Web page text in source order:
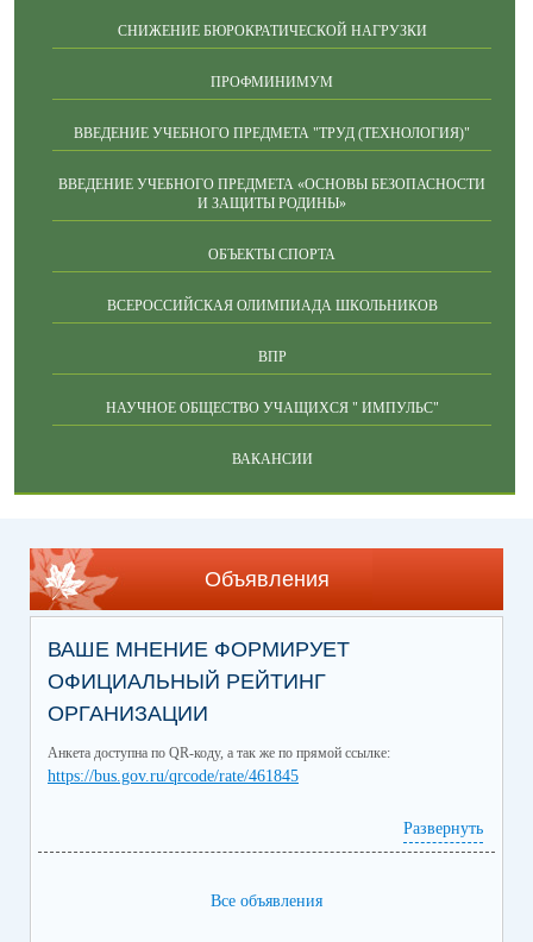
СНИЖЕНИЕ БЮРОКРАТИЧЕСКОЙ НАГРУЗКИ
ПРОФМИНИМУМ
ВВЕДЕНИЕ УЧЕБНОГО ПРЕДМЕТА "ТРУД (ТЕХНОЛОГИЯ)"
ВВЕДЕНИЕ УЧЕБНОГО ПРЕДМЕТА «ОСНОВЫ БЕЗОПАСНОСТИ
И ЗАЩИТЫ РОДИНЫ»
ОБЪЕКТЫ СПОРТА
ВСЕРОССИЙСКАЯ ОЛИМПИАДА ШКОЛЬНИКОВ
ВПР
НАУЧНОЕ ОБЩЕСТВО УЧАЩИХСЯ " ИМПУЛЬС"
ВАКАНСИИ
Объявления
ВАШЕ МНЕНИЕ ФОРМИРУЕТ
ОФИЦИАЛЬНЫЙ РЕЙТИНГ
ОРГАНИЗАЦИИ
Анкета доступна по QR-коду, а так же по прямой ссылке:
https://bus.gov.ru/qrcode/rate/461845
Развернуть
Все объявления